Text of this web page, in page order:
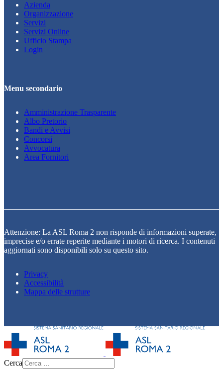
Azienda
Organizzazione
Servizi
Servizi Online
Ufficio Stampa
Login
Menu secondario
Amministrazione Trasparente
Albo Pretorio
Bandi e Avvisi
Concorsi
Avvocatura
Area Fornitori
Attenzione: La ASL Roma 2 non risponde di informazioni superate,
imprecise e/o errate reperite mediante i motori di ricerca. I contenuti
aggiornati sono disponibili solo su questo sito.
Privacy
Accessibilità
Mappa delle strutture
Cerca